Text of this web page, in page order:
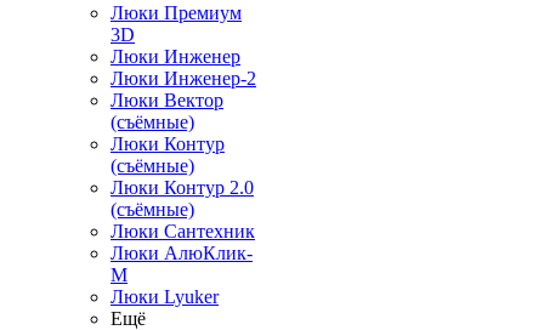
Люки Премиум
3D
Люки Инженер
Люки Инженер-2
Люки Вектор
(съёмные)
Люки Контур
(съёмные)
Люки Контур 2.0
(съёмные)
Люки Сантехник
Люки АлюКлик-
М
Люки Lyuker
Ещё